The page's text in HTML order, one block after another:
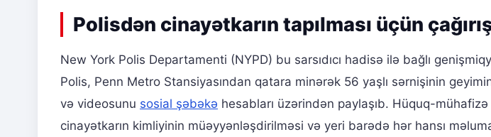
Polisdən cinayətkarın tapılması üçün
New York Polis Departamenti (NYPD) bu sarsıdıcı hadisə ilə bağlı
Polis, Penn Metro Stansiyasından qatara minərək 56 yaşlı sərnişinin
və videosunu sosial şəbəkə hesabları üzərindən paylaşıb. Hüquq-
cinayətkarın kimliyinin müəyyənləşdirilməsi və yeri barədə hər hansı